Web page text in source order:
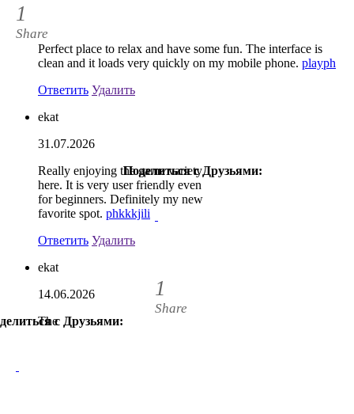
1
Share
Perfect place to relax and have some fun. The interface is
clean and it loads very quickly on my mobile phone. playph
Ответить Удалить
ekat
31.07.2026
Поделиться с Друзьями:
1
1
Share
Really enjoying the game variety
here. It is very user friendly even
for beginners. Definitely my new
favorite spot. phkkkjili
Ответить Удалить
ekat
14.06.2026
с Друзьями:
The